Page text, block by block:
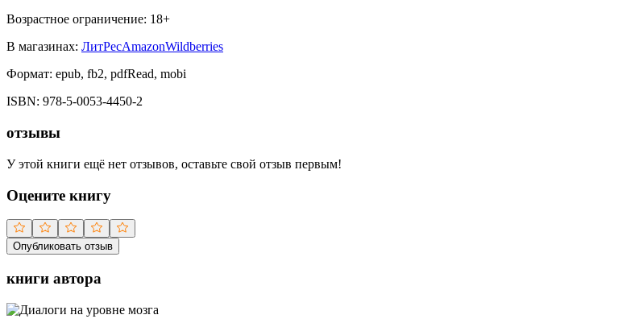
Возрастное ограничение: 18+
В магазинах: ЛитРесAmazonWildberries
Формат: epub, fb2, pdfRead, mobi
ISBN: 978-5-0053-4450-2
отзывы
У этой книги ещё нет отзывов, оставьте свой отзыв первым!
Оцените книгу
Опубликовать отзыв
книги автора